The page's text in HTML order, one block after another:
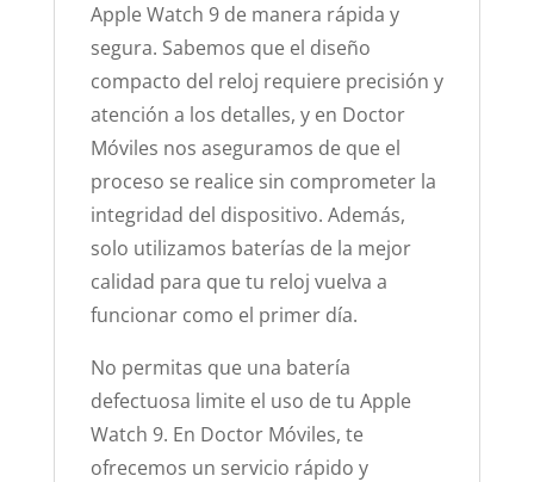
Apple Watch 9 de manera rápida y
segura. Sabemos que el diseño
compacto del reloj requiere precisión y
atención a los detalles, y en Doctor
Móviles nos aseguramos de que el
proceso se realice sin comprometer la
integridad del dispositivo. Además,
solo utilizamos baterías de la mejor
calidad para que tu reloj vuelva a
funcionar como el primer día.
No permitas que una batería
defectuosa limite el uso de tu Apple
Watch 9. En Doctor Móviles, te
ofrecemos un servicio rápido y